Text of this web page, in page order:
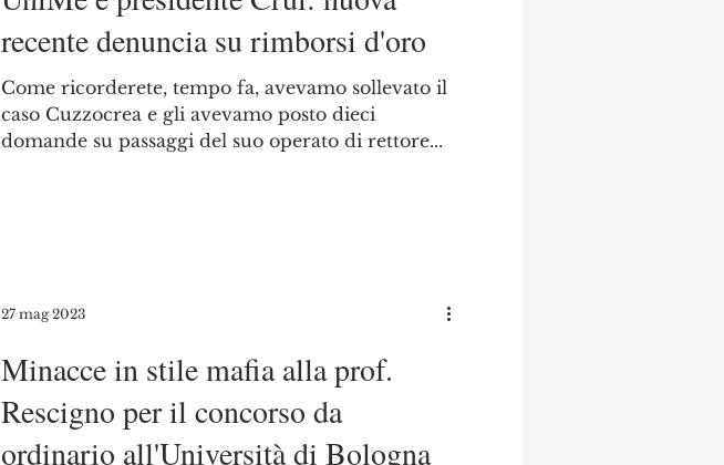
recente denuncia su rimborsi d'oro
Come ricorderete, tempo fa, avevamo sollevato il
caso Cuzzocrea e gli avevamo posto dieci
domande su passaggi del suo operato di rettore...
Minacce in stile mafia alla prof.
Rescigno per il concorso da
ordinario all'Università di Bologna
27 mag 2023